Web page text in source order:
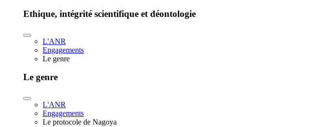
Ethique, intégrité scientifique et déontologie
L'ANR
Engagements
Le genre
Le genre
L'ANR
Engagements
Le protocole de Nagoya